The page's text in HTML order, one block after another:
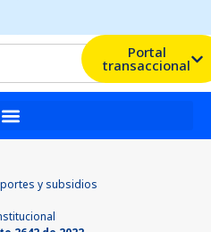
Portal
transaccional
y subsidios